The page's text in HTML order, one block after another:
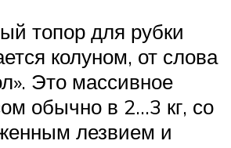
топор для рубки
колуном, от слова
Это массивное
обычно в 2…3 кг, со
лезвием и